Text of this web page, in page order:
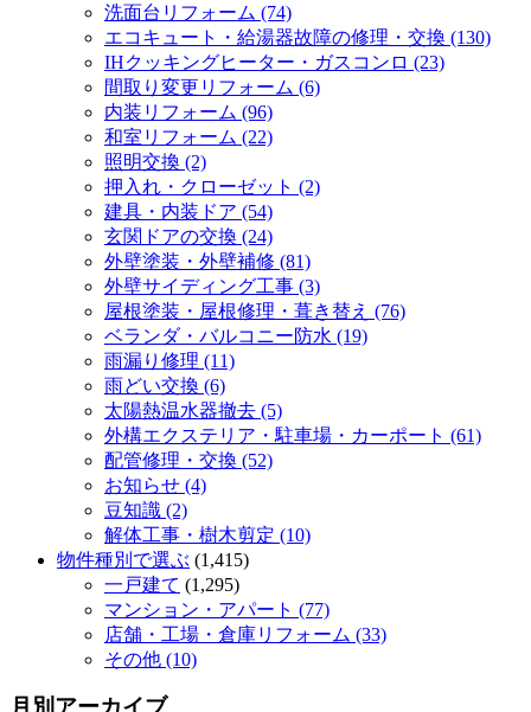
洗面台リフォーム (74)
エコキュート・給湯器故障の修理・交換 (130)
IHクッキングヒーター・ガスコンロ (23)
間取り変更リフォーム (6)
内装リフォーム (96)
和室リフォーム (22)
照明交換 (2)
押入れ・クローゼット (2)
建具・内装ドア (54)
玄関ドアの交換 (24)
外壁塗装・外壁補修 (81)
外壁サイディング工事 (3)
屋根塗装・屋根修理・葺き替え (76)
ベランダ・バルコニー防水 (19)
雨漏り修理 (11)
雨どい交換 (6)
太陽熱温水器撤去 (5)
外構エクステリア・駐車場・カーポート (61)
配管修理・交換 (52)
お知らせ (4)
豆知識 (2)
解体工事・樹木剪定 (10)
物件種別で選ぶ (1,415)
一戸建て (1,295)
マンション・アパート (77)
店舗・工場・倉庫リフォーム (33)
その他 (10)
月別アーカイブ